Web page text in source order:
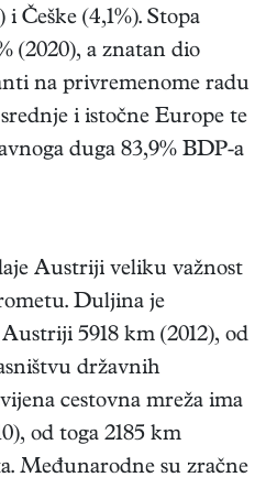
Češke (4,1%). Stopa
(2020), a znatan dio
na privremenome radu
i istočne Europe te
duga 83,9% BDP-a
Austriji veliku važnost
Duljina je
5918 km (2012), od
državnih
cestovna mreža ima
od toga 2185 km
Međunarodne su zračne